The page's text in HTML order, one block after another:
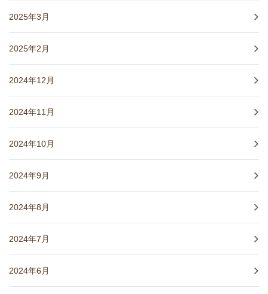
2025年3月
2025年2月
2024年12月
2024年11月
2024年10月
2024年9月
2024年8月
2024年7月
2024年6月